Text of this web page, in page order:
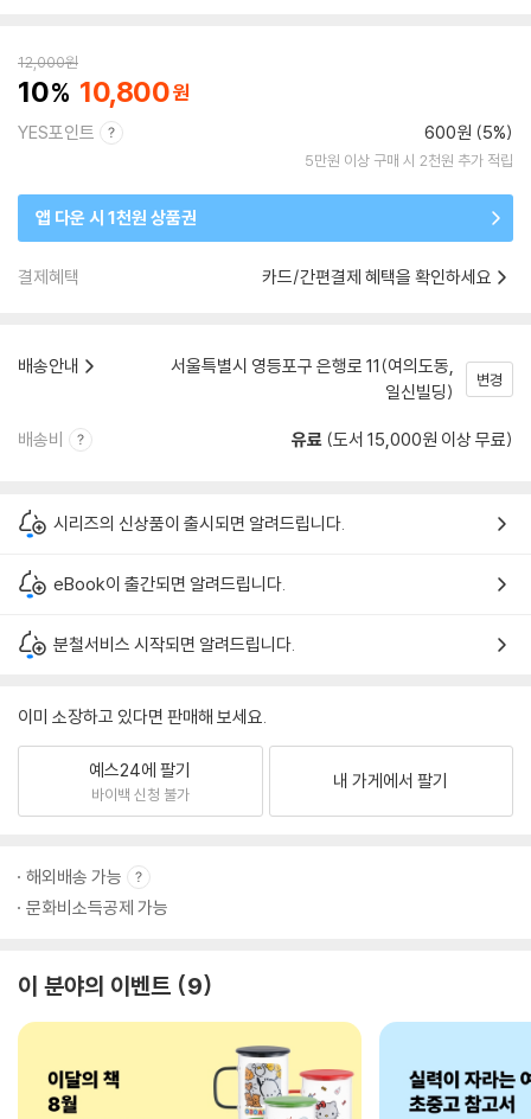
12,000원
10 10,800
YES포인트 600원 (5%)
5만원 이상 구매 시 2천원 추가 적립
앱 다운 시 1천원 상품권
결제혜택 카드/간편결제 혜택을 확인하세요
배송안내
서울특별시 영등포구 은행로 11(여의도동,
일신빌딩)
변경
배송비 유료 (도서 15,000원 이상 무료)
시리즈의 신상품이 출시되면 알려드립니다.
eBook이 출간되면 알려드립니다.
분철서비스 시작되면 알려드립니다.
이미 소장하고 있다면 판매해 보세요.
예스24에 팔기
바이백 신청 불가
내 가게에서 팔기
해외배송 가능
문화비소득공제 가능
이 분야의 이벤트 9